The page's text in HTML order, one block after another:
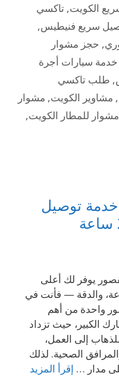
الكويت, تاكسي
سريع فنيطيس,
, حجز مشوار
خدمة سيارات أجرة
, طلب تاكسي
, مشاوير الكويت, مشوار
مشوار للمطار الكويت,
توصيل
يوفر لك أعلى
والدقة — فأنت في
واحدة من أهم
الكبير، حيث تزداد
إلى العمل،
الصحية. لذلك
مدار … إقرأ المزيد